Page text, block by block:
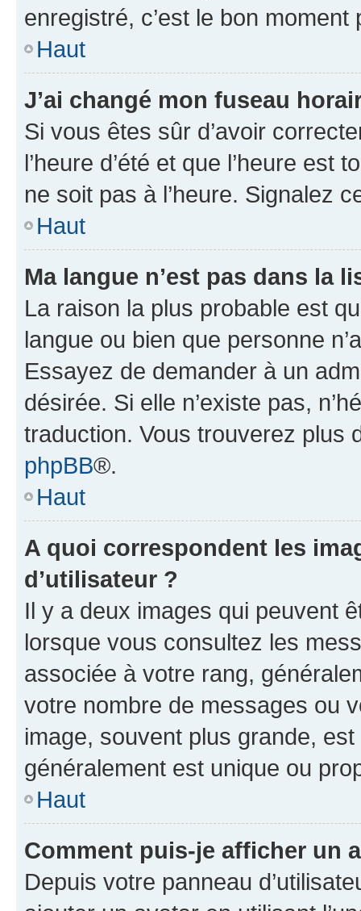
enregistré, c’est le bon moment
Haut
J’ai changé mon fuseau
Si vous êtes sûr d’avoir
l’heure d’été et que l’heure
ne soit pas à l’heure. Signalez
Haut
Ma langue n’est pas dans la
La raison la plus probable est
langue ou bien que personne
Essayez de demander à un
désirée. Si elle n’existe pas,
traduction. Vous trouverez plus
phpBB®.
Haut
A quoi correspondent les
d’utilisateur ?
Il y a deux images qui peuvent
lorsque vous consultez les
associée à votre rang,
votre nombre de messages ou
image, souvent plus grande,
généralement est unique ou
Haut
Comment puis-je afficher un
Depuis votre panneau